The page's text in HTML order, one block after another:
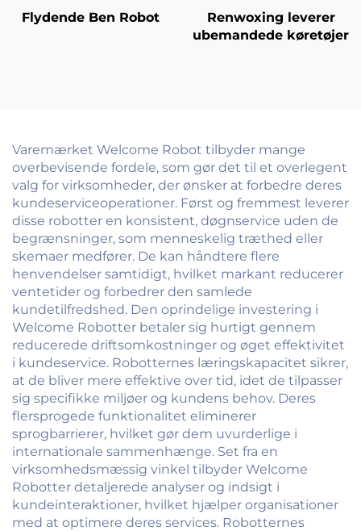
Flydende Ben Robot
Renwoxing leverer
ubemandede køretøjer
Varemærket Welcome Robot tilbyder mange
overbevisende fordele, som gør det til et overlegent
valg for virksomheder, der ønsker at forbedre deres
kundeserviceoperationer. Først og fremmest leverer
disse robotter en konsistent, døgnservice uden de
begrænsninger, som menneskelig træthed eller
skemaer medfører. De kan håndtere flere
henvendelser samtidigt, hvilket markant reducerer
ventetider og forbedrer den samlede
kundetilfredshed. Den oprindelige investering i
Welcome Robotter betaler sig hurtigt gennem
reducerede driftsomkostninger og øget effektivitet
i kundeservice. Robotternes læringskapacitet sikrer,
at de bliver mere effektive over tid, idet de tilpasser
sig specifikke miljøer og kundens behov. Deres
flersprogede funktionalitet eliminerer
sprogbarrierer, hvilket gør dem uvurderlige i
internationale sammenhænge. Set fra en
virksomhedsmæssig vinkel tilbyder Welcome
Robotter detaljerede analyser og indsigt i
kundeinteraktioner, hvilket hjælper organisationer
med at optimere deres services. Robotternes